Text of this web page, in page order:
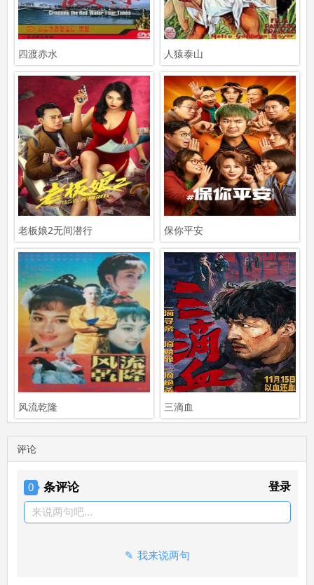
四渡赤水 人猿泰山
老板娘2无间潜行 保你平安
风流乾隆 三滴血
评论
0 条评论 登录
来说两句吧...
我来说两句